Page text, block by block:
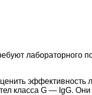
лабораторного
эффективность
класса G — IgG. Они